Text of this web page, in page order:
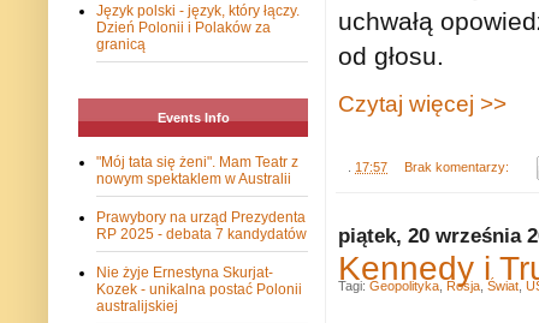
uchwałą
od głosu.
Czytaj więcej >>
17:57 Brak komentarzy:
piątek, 20 września
Kennedy i
Tagi: Geopolityka Rosja Świat
Język polski - język, który łączy.
Dzień Polonii i Polaków za
granicą
Events Info
"Mój tata się żeni". Mam Teatr z
nowym spektaklem w Australii
Prawybory na urząd Prezydenta
RP 2025 - debata 7 kandydatów
Nie żyje Ernestyna Skurjat-
Kozek - unikalna postać Polonii
australijskiej